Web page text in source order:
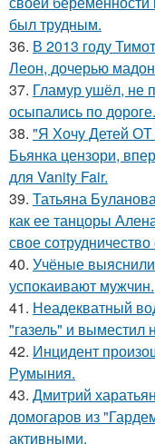
был трудным.
36. В 2013 году
Леон, дочерью
37. Гламур ушёл, не
осыпались по дороге.
38. "Я Хочу Детей ОТ
Бьянка цензори,
для Vanity Fair.
39. Татьяна
как ее танцоры
свое
40. Учёные
успокаивают мужчин.
41. Неадекватный
"газель" и выместил
42. Инцидент
Румыния.
43. Дмитрий
домогаров из
активными.